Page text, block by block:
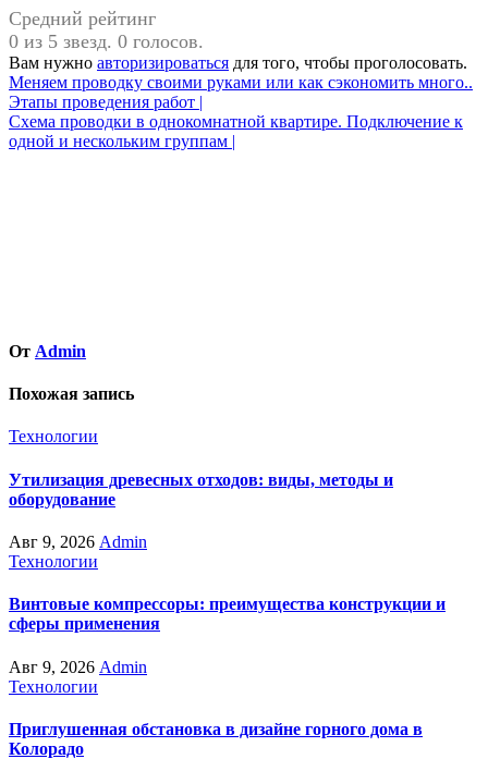
Средний рейтинг
0 из 5 звезд. 0 голосов.
Вам нужно авторизироваться для того, чтобы проголосовать.
Навигация
по
записям
Меняем проводку своими руками или как сэкономить много..
Этапы проведения работ |
Схема проводки в однокомнатной квартире. Подключение к
одной и нескольким группам |
От Admin
Похожая запись
Технологии
Утилизация древесных отходов: виды, методы и
оборудование
Авг 9, 2026 Admin
Технологии
Винтовые компрессоры: преимущества конструкции и
сферы применения
Авг 9, 2026 Admin
Технологии
Приглушенная обстановка в дизайне горного дома в
Колорадо